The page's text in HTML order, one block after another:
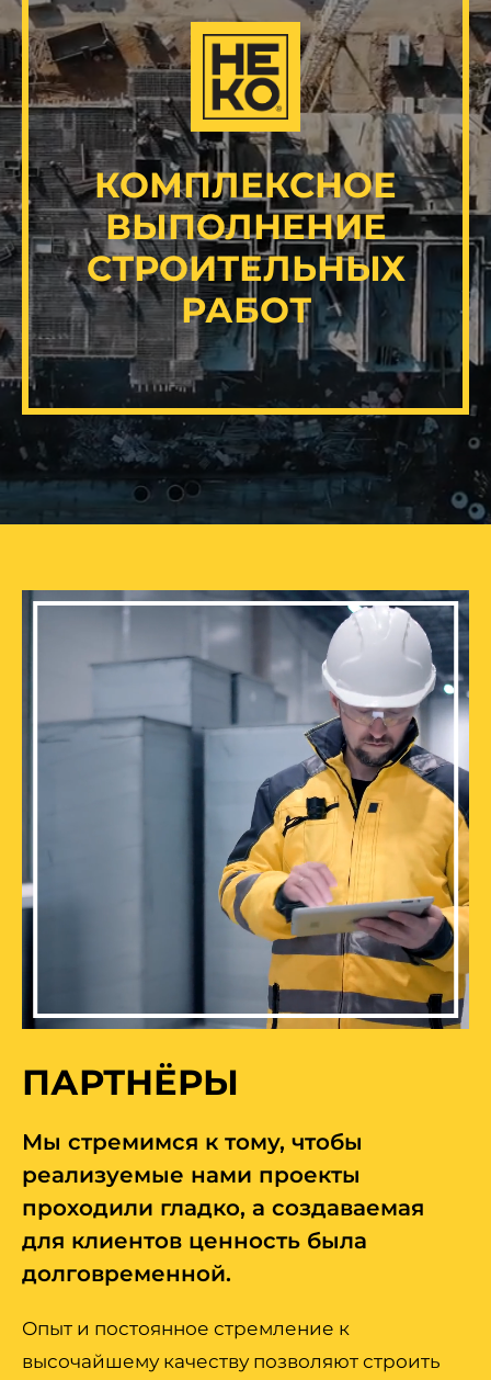
КОМПЛЕКСНОЕ
ВЫПОЛНЕНИЕ
СТРОИТЕЛЬНЫХ
РАБОТ
ПАРТНЁРЫ
Мы стремимся к тому, чтобы
реализуемые нами проекты
проходили гладко, а создаваемая
для клиентов ценность была
долговременной.
Опыт и постоянное стремление к
высочайшему качеству позволяют строить